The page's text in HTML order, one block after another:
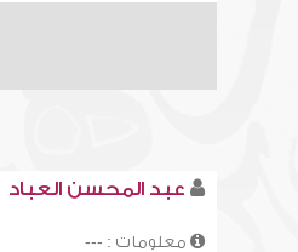
عبد المحسن العباد
معلومات : ---